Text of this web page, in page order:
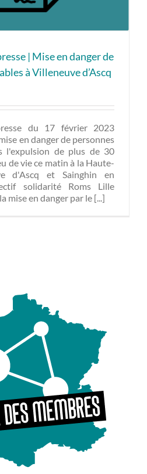
| Mise en danger de
à Villeneuve d’Ascq
du 17 février 2023
en danger de personnes
de plus de 30
de vie ce matin à la Haute-
d'Ascq et Sainghin en
solidarité Roms Lille
mise en danger par le [...]